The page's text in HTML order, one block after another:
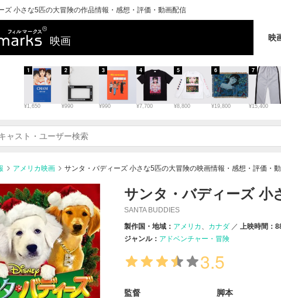
ズ 小さな5匹の大冒険の作品情報・感想・評価・動画配信
映画 映
¥1,650
1
¥990
2
¥990
3
¥7,700
4
¥8,800
5
¥19,800
6
¥15,400
7
アメリカ映画 サンタ・バディーズ 小さな5匹の大冒険の映画情報・感想・評価・
サンタ・バディーズ 小
SANTA BUDDIES
製作国・地域： アメリカ カナダ
上映時間：
ジャンル： アドベンチャー・冒険
3.5
監督 脚本